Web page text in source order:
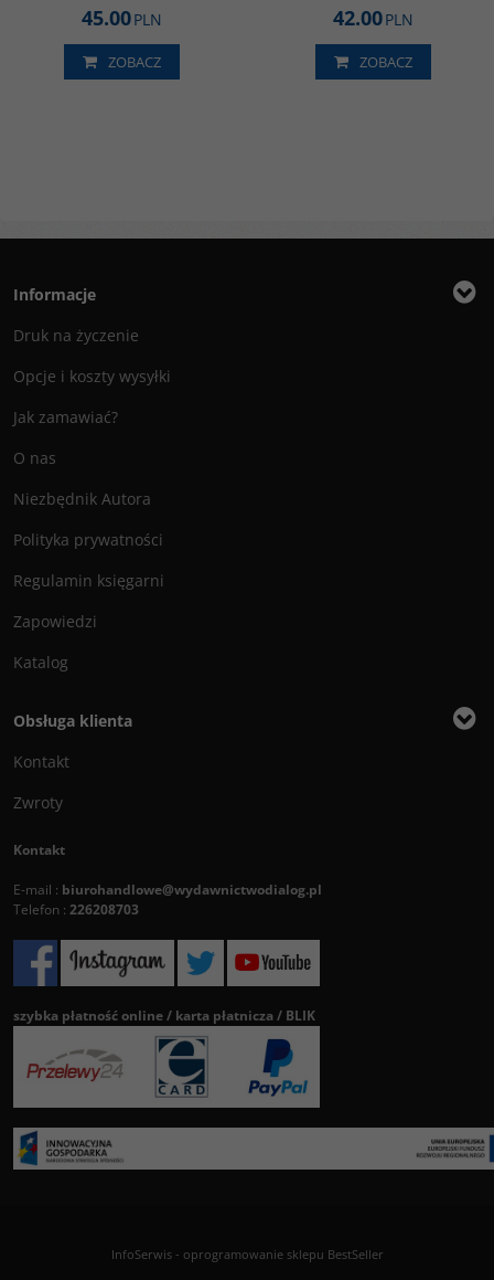
45.00PLN
ZOBACZ
42.00PLN
ZOBACZ
Informacje
Druk na życzenie
Opcje i koszty wysyłki
Jak zamawiać?
O nas
Niezbędnik Autora
Polityka prywatności
Regulamin księgarni
Zapowiedzi
Katalog
Obsługa klienta
Kontakt
Zwroty
Kontakt
E-mail : biurohandlowe@wydawnictwodialog.pl
Telefon : 226208703
szybka płatność online / karta płatnicza / BLIK
InfoSerwis- oprogramowanie sklepu BestSeller